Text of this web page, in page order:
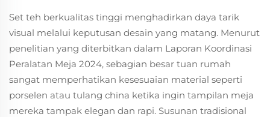
Set teh berkualitas tinggi menghadirkan daya tarik
visual melalui keputusan desain yang matang. Menurut
penelitian yang diterbitkan dalam Laporan Koordinasi
Peralatan Meja 2024, sebagian besar tuan rumah
sangat memperhatikan kesesuaian material seperti
porselen atau tulang china ketika ingin tampilan meja
mereka tampak elegan dan rapi. Susunan tradisional